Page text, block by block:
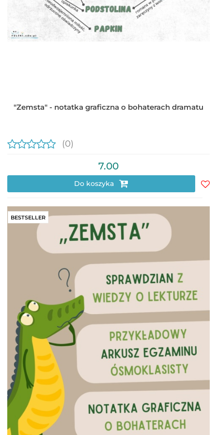
"Zemsta" - notatka graficzna o bohaterach dramatu
(0)
7.00
Do koszyka
BESTSELLER